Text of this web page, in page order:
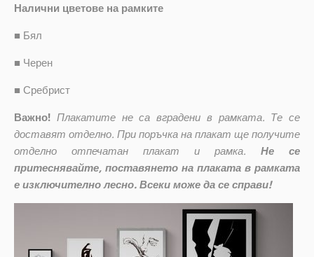
Налични цветове на рамките
■ Бял
■ Черен
■ Сребрист
Важно! Плакатите не са вградени в рамката. Те се
доставят отделно. При поръчка на плакат ще получите
отделно отпечатан плакат и рамка.
Не се
притеснявайте, поставянето на плаката в рамката
е изключително лесно. Всеки може да се справи!